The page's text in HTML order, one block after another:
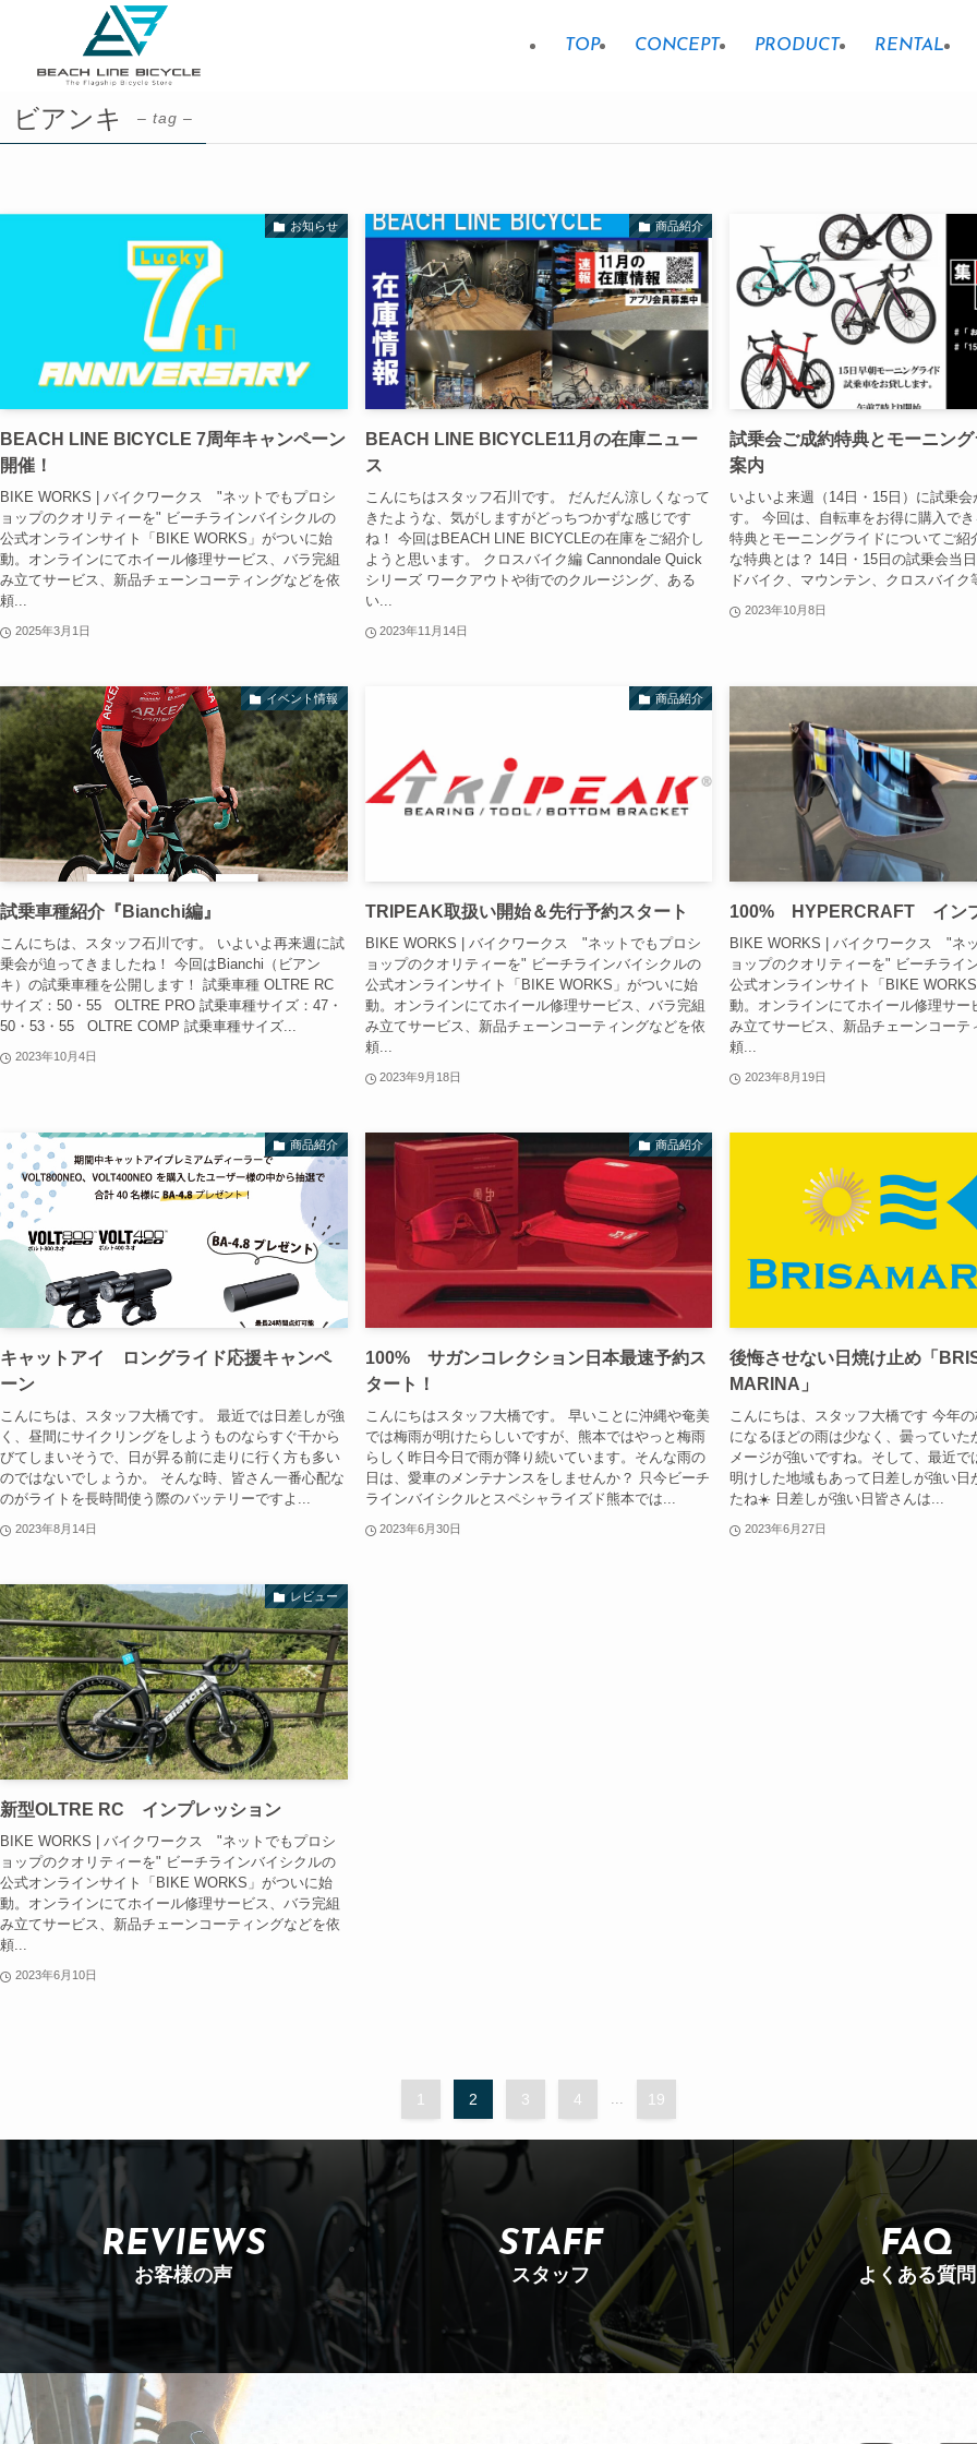
TOP CONCEPT PRODUCT RENTAL
ビアンキ – tag –
お知らせ
BEACH LINE BICYCLE 7周年キャンペーン
開催！
BIKE WORKS | バイクワークス "ネットでもプロシ
ョップのクオリティーを" ビーチラインバイシクルの
公式オンラインサイト「BIKE WORKS」がついに始
動。オンラインにてホイール修理サービス、バラ完組
み立てサービス、新品チェーンコーティングなどを依
頼...
2025年3月1日
商品紹介
BEACH LINE BICYCLE11月の在庫ニュー
ス
こんにちはスタッフ石川です。 だんだん涼しくなって
きたような、気がしますがどっちつかずな感じです
ね！ 今回はBEACH LINE BICYCLEの在庫をご紹介し
ようと思います。 クロスバイク編 Cannondale Quick
シリーズ ワークアウトや街でのクルージング、ある
い...
2023年11月14日
試乗会ご成約特典とモーニン
案内
いよいよ来週（14日・15日）に試乗会
す。 今回は、自転車をお得に購入で
特典とモーニングライドについてご紹
な特典とは？ 14日・15日の試乗会当
ドバイク、マウンテン、クロスバイク
2023年10月8日
イベント情報
試乗車種紹介『Bianchi編』
こんにちは、スタッフ石川です。 いよいよ再来週に試
乗会が迫ってきましたね！ 今回はBianchi（ビアン
キ）の試乗車種を公開します！ 試乗車種 OLTRE RC
サイズ：50・55 OLTRE PRO 試乗車種サイズ：47・
50・53・55 OLTRE COMP 試乗車種サイズ...
2023年10月4日
商品紹介
TRIPEAK取扱い開始＆先行予約スタート
BIKE WORKS | バイクワークス "ネットでもプロシ
ョップのクオリティーを" ビーチラインバイシクルの
公式オンラインサイト「BIKE WORKS」がついに始
動。オンラインにてホイール修理サービス、バラ完組
み立てサービス、新品チェーンコーティングなどを依
頼...
2023年9月18日
100% HYPERCRAFT イン
BIKE WORKS | バイクワークス "ネ
ョップのクオリティーを" ビーチライ
公式オンラインサイト「BIKE
動。オンラインにてホイール修理サー
み立てサービス、新品チェーンコーテ
頼...
2023年8月19日
商品紹介
キャットアイ ロングライド応援キャンペ
ーン
こんにちは、スタッフ大橋です。 最近では日差しが強
く、昼間にサイクリングをしようものならすぐ干から
びてしまいそうで、日が昇る前に走りに行く方も多い
のではないでしょうか。 そんな時、皆さん一番心配な
のがライトを長時間使う際のバッテリーですよ...
2023年8月14日
商品紹介
100% サガンコレクション日本最速予約ス
タート！
こんにちはスタッフ大橋です。 早いことに沖縄や奄美
では梅雨が明けたらしいですが、熊本ではやっと梅雨
らしく昨日今日で雨が降り続いています。そんな雨の
日は、愛車のメンテナンスをしませんか？ 只今ビーチ
ラインバイシクルとスペシャライズド熊本では...
2023年6月30日
後悔させない日焼け止め「
MARINA」
こんにちは、スタッフ大橋です 今年
になるほどの雨は少なく、曇っていた
メージが強いですね。そして、最近で
明けした地域もあって日差しが強い日
たね☀️ 日差しが強い日皆さんは...
2023年6月27日
レビュー
新型OLTRE RC インプレッション
BIKE WORKS | バイクワークス "ネットでもプロシ
ョップのクオリティーを" ビーチラインバイシクルの
公式オンラインサイト「BIKE WORKS」がついに始
動。オンラインにてホイール修理サービス、バラ完組
み立てサービス、新品チェーンコーティングなどを依
頼...
2023年6月10日
1 2 3 4 19
REVIEWS
お客様の声
STAFF
スタッフ
FAQ
よくある質問